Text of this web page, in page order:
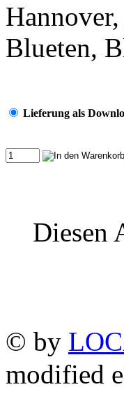
Blueten,
Lieferung als
Diesen
© by
modified